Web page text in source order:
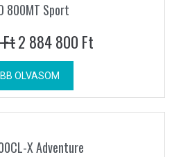
800MT Sport
Ft2 884 800 Ft
OLVASOM
X Adventure